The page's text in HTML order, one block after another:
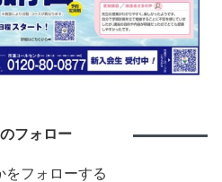
フォロー
をフォローする